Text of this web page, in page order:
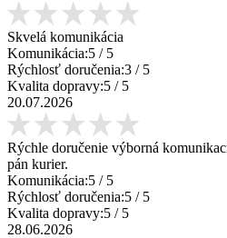
Skvelá komunikácia
Komunikácia:5 / 5
Rýchlosť doručenia:3 / 5
Kvalita dopravy:5 / 5
20.07.2026
Rýchle doručenie výborná
pán kurier.
Komunikácia:5 / 5
Rýchlosť doručenia:5 / 5
Kvalita dopravy:5 / 5
28.06.2026